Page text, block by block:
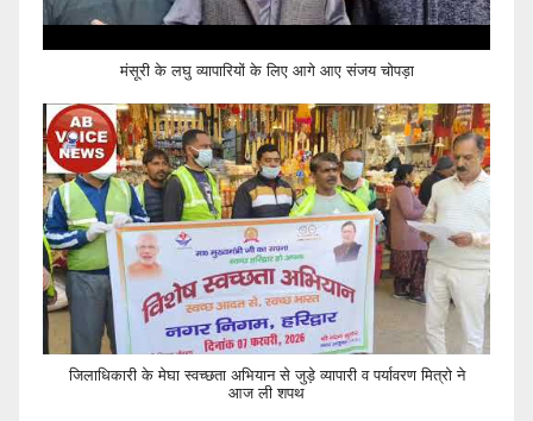
मंसूरी के लघु व्यापारियों के लिए आगे आए संजय चोपड़ा
जिलाधिकारी के मेघा स्वच्छता अभियान से जुड़े व्यापारी व पर्यावरण मित्रो ने
आज ली शपथ